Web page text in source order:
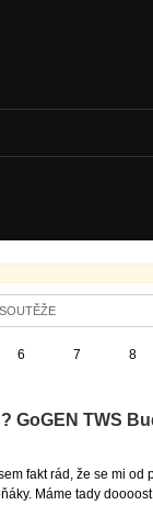
6 7 8
GoGEN TWS
fakt rád, že se mi od
Máme tady